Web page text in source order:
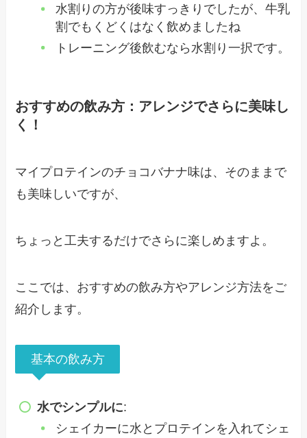
水割りの方が後味すっきりでしたが、牛乳
割でもくどくはなく飲めましたね
トレーニング後飲むなら水割り一択です。
おすすめの飲み方：アレンジでさらに美味し
く！
マイプロテインのチョコバナナ味は、そのままで
も美味しいですが、
ちょっと工夫するだけでさらに楽しめますよ。
ここでは、おすすめの飲み方やアレンジ方法をご
紹介します。
基本の飲み方
水でシンプルに:
シェイカーに水とプロテインを入れてシェ